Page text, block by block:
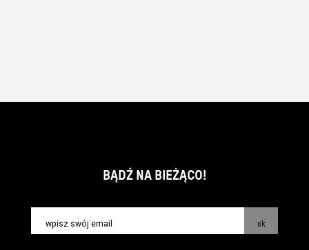
BĄDŹ NA BIEŻĄCO!
ok